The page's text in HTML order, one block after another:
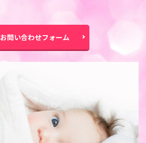
お問い合わせフォーム